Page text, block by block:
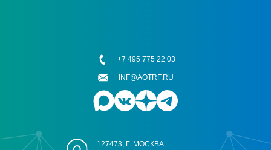
127473, Г. МОСКВА
+7 495 775 22 03
INF@AOTRF.RU